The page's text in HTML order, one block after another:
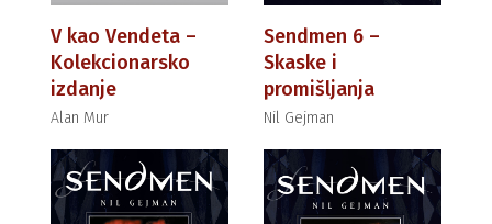
V kao Vendeta –
Kolekcionarsko
izdanje
Alan Mur
Sendmen 6 –
Skaske i
promišljanja
Nil Gejman